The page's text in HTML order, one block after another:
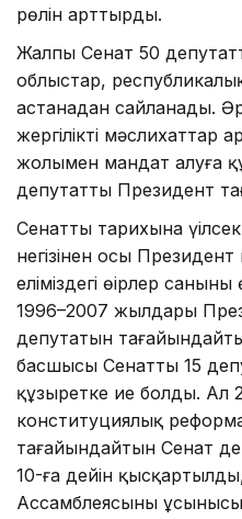
рөлін арттырды.
Жалпы Сенат 50
облыстар,
астанадан сайланады. Әр
жергілікті мәслихаттар
жолымен мандат алуға
депутатты Президент
Сенаттың тарихына
негізінен осы
еліміздегі өңірлер
1996–2007 жылдары
депутатын
басшысы Сенаттың 15
құзыретке ие болды. Ал
конституциялық
тағайындайтын Сенат
10-ға дейін
Ассамблеясының